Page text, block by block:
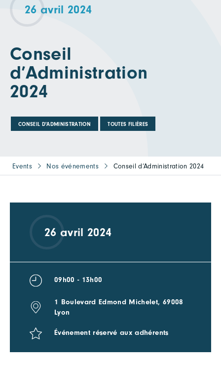
26 avril 2024
Conseil
d’Administration
2024
CONSEIL D'ADMINISTRATION TOUTES FILIÈRES
Events Nos événements Conseil d’Administration 2024
26 avril 2024
09h00 - 13h00
1 Boulevard Edmond Michelet, 69008
Lyon
Événement réservé aux adhérents